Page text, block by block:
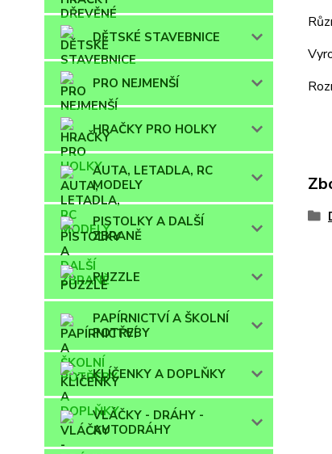
DĚTSKÉ STAVEBNICE
PRO NEJMENŠÍ
HRAČKY PRO HOLKY
AUTA, LETADLA, RC
MODELY
PISTOLKY A DALŠÍ
ZBRANĚ
PUZZLE
PAPÍRNICTVÍ A ŠKOLNÍ
POTŘEBY
KLÍČENKY A DOPLŇKY
VLÁČKY - DRÁHY -
AUTODRÁHY